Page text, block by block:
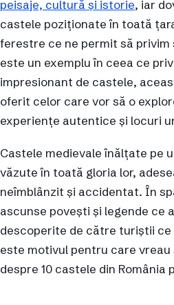
peisaje, cultură și istorie, iar
castele poziționate în toată
ferestre ce ne permit să privim
este un exemplu în ceea ce
impresionant de castele,
oferit celor care vor să o
experiențe autentice și locuri
Castele medievale înălțate pe
văzute în toată gloria lor,
neîmblânzit și accidentat. În
ascunse povești și legende ce
descoperite de către turiștii
este motivul pentru care
despre 10 castele din România